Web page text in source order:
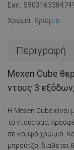
Ean:
Χρώμα: Χρώμιο
Περιγραφή
Mexen Cube
ντους 3
Η Mexen Cube είναι
το ντους σας,
σε κομψό χρώμιο.
μπρούτζο,